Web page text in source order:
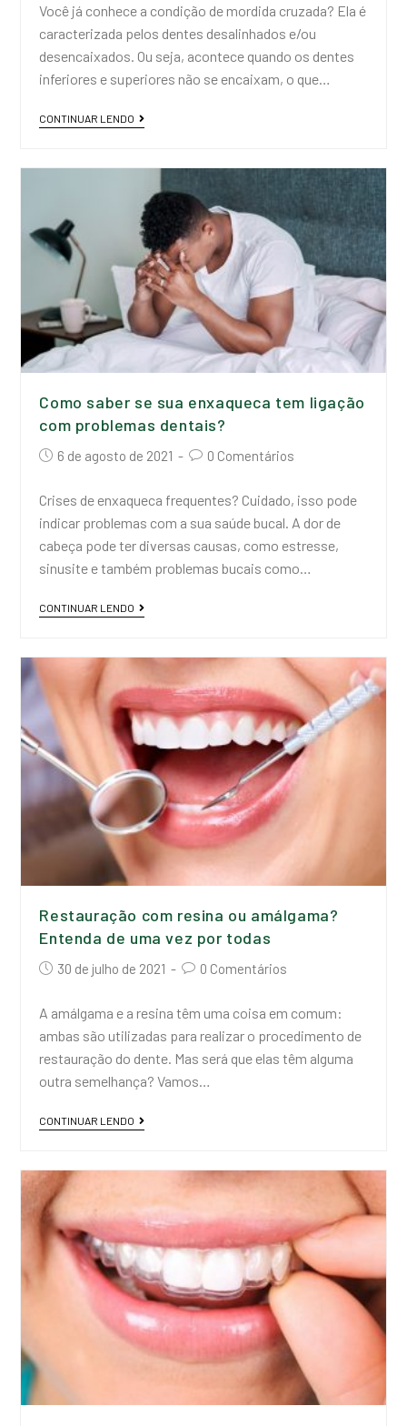
Você já conhece a condição de mordida cruzada? Ela é
caracterizada pelos dentes desalinhados e/ou
desencaixados. Ou seja, acontece quando os dentes
inferiores e superiores não se encaixam, o que…
CONTINUAR LENDO
Como saber se sua enxaqueca tem ligação
com problemas dentais?
6 de agosto de 2021 0 Comentários
Crises de enxaqueca frequentes? Cuidado, isso pode
indicar problemas com a sua saúde bucal. A dor de
cabeça pode ter diversas causas, como estresse,
sinusite e também problemas bucais como…
CONTINUAR LENDO
Restauração com resina ou amálgama?
Entenda de uma vez por todas
30 de julho de 2021 0 Comentários
A amálgama e a resina têm uma coisa em comum:
ambas são utilizadas para realizar o procedimento de
restauração do dente. Mas será que elas têm alguma
outra semelhança? Vamos…
CONTINUAR LENDO